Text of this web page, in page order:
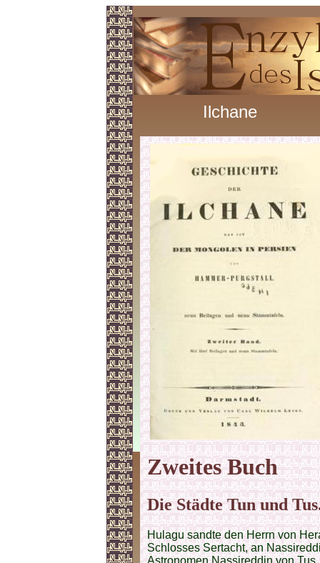
Ilchane
ZweitesBuch
Die Städte Tun und
Hulagu sandte den Herrn von
Schlosses Sertacht, an